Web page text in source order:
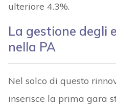
ulteriore 4.3%.
La gestione degli
nella PA
Nel solco di questo
inserisce la prima gara